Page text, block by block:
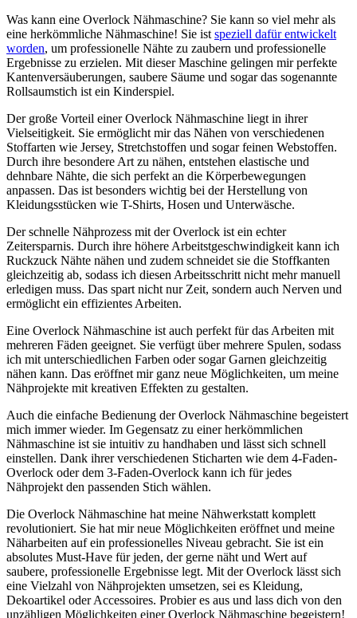
Was kann eine Overlock Nähmaschine? Sie kann so viel mehr als
eine herkömmliche Nähmaschine! Sie ist speziell dafür entwickelt
worden, um professionelle Nähte zu zaubern und professionelle
Ergebnisse zu erzielen. Mit dieser Maschine gelingen mir perfekte
Kantenversäuberungen, saubere Säume und sogar das sogenannte
Rollsaumstich ist ein Kinderspiel.
Der große Vorteil einer Overlock Nähmaschine liegt in ihrer
Vielseitigkeit. Sie ermöglicht mir das Nähen von verschiedenen
Stoffarten wie Jersey, Stretchstoffen und sogar feinen Webstoffen.
Durch ihre besondere Art zu nähen, entstehen elastische und
dehnbare Nähte, die sich perfekt an die Körperbewegungen
anpassen. Das ist besonders wichtig bei der Herstellung von
Kleidungsstücken wie T-Shirts, Hosen und Unterwäsche.
Der schnelle Nähprozess mit der Overlock ist ein echter
Zeitersparnis. Durch ihre höhere Arbeitstgeschwindigkeit kann ich
Ruckzuck Nähte nähen und zudem schneidet sie die Stoffkanten
gleichzeitig ab, sodass ich diesen Arbeitsschritt nicht mehr manuell
erledigen muss. Das spart nicht nur Zeit, sondern auch Nerven und
ermöglicht ein effizientes Arbeiten.
Eine Overlock Nähmaschine ist auch perfekt für das Arbeiten mit
mehreren Fäden geeignet. Sie verfügt über mehrere Spulen, sodass
ich mit unterschiedlichen Farben oder sogar Garnen gleichzeitig
nähen kann. Das eröffnet mir ganz neue Möglichkeiten, um meine
Nähprojekte mit kreativen Effekten zu gestalten.
Auch die einfache Bedienung der Overlock Nähmaschine begeistert
mich immer wieder. Im Gegensatz zu einer herkömmlichen
Nähmaschine ist sie intuitiv zu handhaben und lässt sich schnell
einstellen. Dank ihrer verschiedenen Sticharten wie dem 4-Faden-
Overlock oder dem 3-Faden-Overlock kann ich für jedes
Nähprojekt den passenden Stich wählen.
Die Overlock Nähmaschine hat meine Nähwerkstatt komplett
revolutioniert. Sie hat mir neue Möglichkeiten eröffnet und meine
Näharbeiten auf ein professionelles Niveau gebracht. Sie ist ein
absolutes Must-Have für jeden, der gerne näht und Wert auf
saubere, professionelle Ergebnisse legt. Mit der Overlock lässt sich
eine Vielzahl von Nähprojekten umsetzen, sei es Kleidung,
Dekoartikel oder Accessoires. Probier es aus und lass dich von den
unzähligen Möglichkeiten einer Overlock Nähmaschine begeistern!